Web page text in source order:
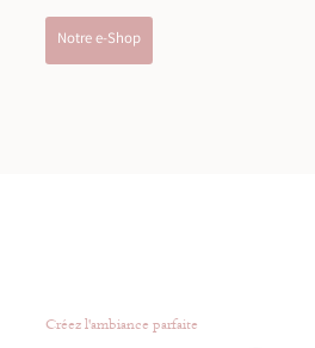
Notre e-Shop
Créez l'ambiance parfaite